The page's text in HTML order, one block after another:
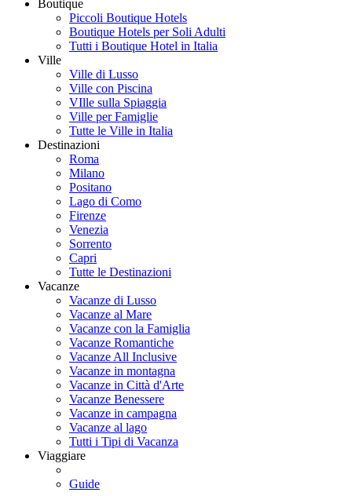
Boutique
Piccoli Boutique Hotels
Boutique Hotels per Soli Adulti
Tutti i Boutique Hotel in Italia
Ville
Ville di Lusso
Ville con Piscina
VIlle sulla Spiaggia
Ville per Famiglie
Tutte le Ville in Italia
Destinazioni
Roma
Milano
Positano
Lago di Como
Firenze
Venezia
Sorrento
Capri
Tutte le Destinazioni
Vacanze
Vacanze di Lusso
Vacanze al Mare
Vacanze con la Famiglia
Vacanze Romantiche
Vacanze All Inclusive
Vacanze in montagna
Vacanze in Città d'Arte
Vacanze Benessere
Vacanze in campagna
Vacanze al lago
Tutti i Tipi di Vacanza
Viaggiare
Guide